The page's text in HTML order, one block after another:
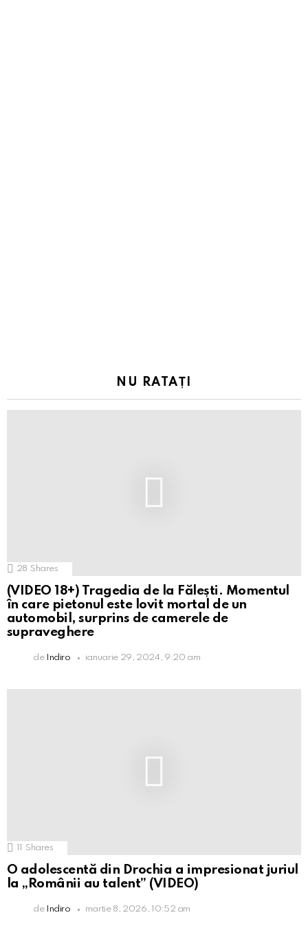
NU RATAȚI
28 Shares
(VIDEO 18+) Tragedia de la Fălești. Momentul
în care pietonul este lovit mortal de un
automobil, surprins de camerele de
supraveghere
de Indiro ianuarie 29, 2024, 9:20 am
Shares
O adolescentă din Drochia a impresionat juriul
la „Românii au talent” (VIDEO)
de Indiro martie 8, 2026, 10:52 am